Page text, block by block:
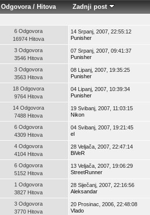
Odgovora/Hitova
Zadnji post
6 Odgovora
16974 Hitova
14 Srpanj, 2007, 22:55:12
Punisher
3 Odgovora
3546 Hitova
07 Srpanj, 2007, 09:41:37
Punisher
3 Odgovora
3563 Hitova
08 Lipanj, 2007, 19:35:25
Punisher
18 Odgovora
9764 Hitova
04 Lipanj, 2007, 10:39:34
Punisher
14 Odgovora
7488 Hitova
19 Svibanj, 2007, 11:03:15
Nikon
6 Odgovora
4309 Hitova
04 Svibanj, 2007, 19:21:45
el
4 Odgovora
4104 Hitova
28 Veljača, 2007, 22:47:14
BiVeR
6 Odgovora
5152 Hitova
13 Veljača, 2007, 19:06:29
StreetRunner
1 Odgovora
3827 Hitova
28 Siječanj, 2007, 22:16:56
Aleksandar
3 Odgovora
3770 Hitova
20 Prosinac, 2006, 22:48:08
Vlado